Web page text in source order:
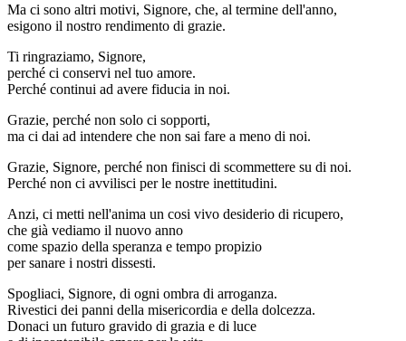
Ma ci sono altri motivi, Signore, che, al termine dell'anno,
esigono il nostro rendimento di grazie.
Ti ringraziamo, Signore,
perché ci conservi nel tuo amore.
Perché continui ad avere fiducia in noi.
Grazie, perché non solo ci sopporti,
ma ci dai ad intendere che non sai fare a meno di noi.
Grazie, Signore, perché non finisci di scommettere su di noi.
Perché non ci avvilisci per le nostre inettitudini.
Anzi, ci metti nell'anima un cosi vivo desiderio di ricupero,
che già vediamo il nuovo anno
come spazio della speranza e tempo propizio
per sanare i nostri dissesti.
Spogliaci, Signore, di ogni ombra di arroganza.
Rivestici dei panni della misericordia e della dolcezza.
Donaci un futuro gravido di grazia e di luce